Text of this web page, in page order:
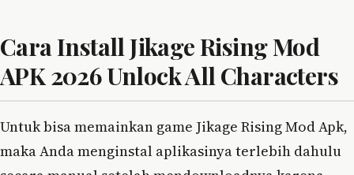
Cara Install Jikage Rising Mod
APK 2026 Unlock All Characters
Untuk bisa memainkan game Jikage Rising Mod Apk,
maka Anda menginstal aplikasinya terlebih dahulu